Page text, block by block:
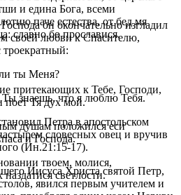
он окончательно изгладил
своей любви к Спасителю,
троекратный:
ты Меня?
знаешь, что я люблю Тебя.
Петра в апостольском
словесных овец и вручив
(Ин.21:15-17).
Иисуса Христа святой Петр,
явился первым учителем и
и едина Бога, всеми
паче естества, от бед мя
славно бо прославися.
притекающих к Тебе, Господи,
поет Тя дух мой.
душам положился еси
и Господа.
твоем, молися,
светлости.